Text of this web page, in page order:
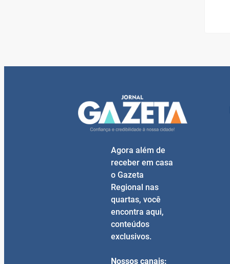
Agora além de
receber em casa
o Gazeta
Regional nas
quartas, você
encontra aqui,
conteúdos
exclusivos.
Nossos canais: